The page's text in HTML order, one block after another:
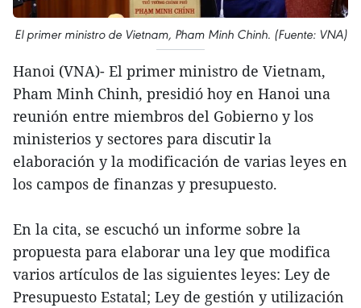
El primer ministro de Vietnam, Pham Minh Chinh. (Fuente: VNA)
Hanoi (VNA)- El primer ministro de Vietnam,
Pham Minh Chinh, presidió hoy en Hanoi una
reunión entre miembros del Gobierno y los
ministerios y sectores para discutir la
elaboración y la modificación de varias leyes en
los campos de finanzas y presupuesto.
En la cita, se escuchó un informe sobre la
propuesta para elaborar una ley que modifica
varios artículos de las siguientes leyes: Ley de
Presupuesto Estatal; Ley de gestión y utilización